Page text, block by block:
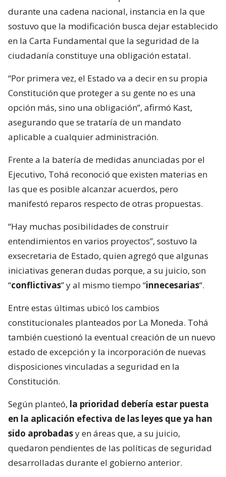
durante una cadena nacional, instancia en la que
sostuvo que la modificación busca dejar establecido
en la Carta Fundamental que la seguridad de la
ciudadanía constituye una obligación estatal.
“Por primera vez, el Estado va a decir en su propia
Constitución que proteger a su gente no es una
opción más, sino una obligación”, afirmó Kast,
asegurando que se trataría de un mandato
aplicable a cualquier administración.
Frente a la batería de medidas anunciadas por el
Ejecutivo, Tohá reconoció que existen materias en
las que es posible alcanzar acuerdos, pero
manifestó reparos respecto de otras propuestas.
“Hay muchas posibilidades de construir
entendimientos en varios proyectos”, sostuvo la
exsecretaria de Estado, quien agregó que algunas
iniciativas generan dudas porque, a su juicio, son
“conflictivas” y al mismo tiempo “innecesarias“.
Entre estas últimas ubicó los cambios
constitucionales planteados por La Moneda. Tohá
también cuestionó la eventual creación de un nuevo
estado de excepción y la incorporación de nuevas
disposiciones vinculadas a seguridad en la
Constitución.
Según planteó, la prioridad debería estar puesta
en la aplicación efectiva de las leyes que ya han
sido aprobadasy en áreas que, a su juicio,
quedaron pendientes de las políticas de seguridad
desarrolladas durante el gobierno anterior.